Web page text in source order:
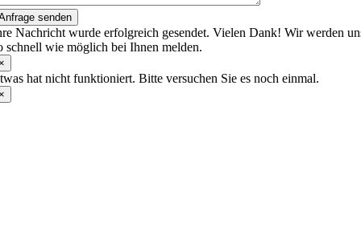
senden
Nachricht wurde erfolgreich gesendet. Vielen Dank! Wir werden
schnell wie möglich bei Ihnen melden.
hat nicht funktioniert. Bitte versuchen Sie es noch einmal.